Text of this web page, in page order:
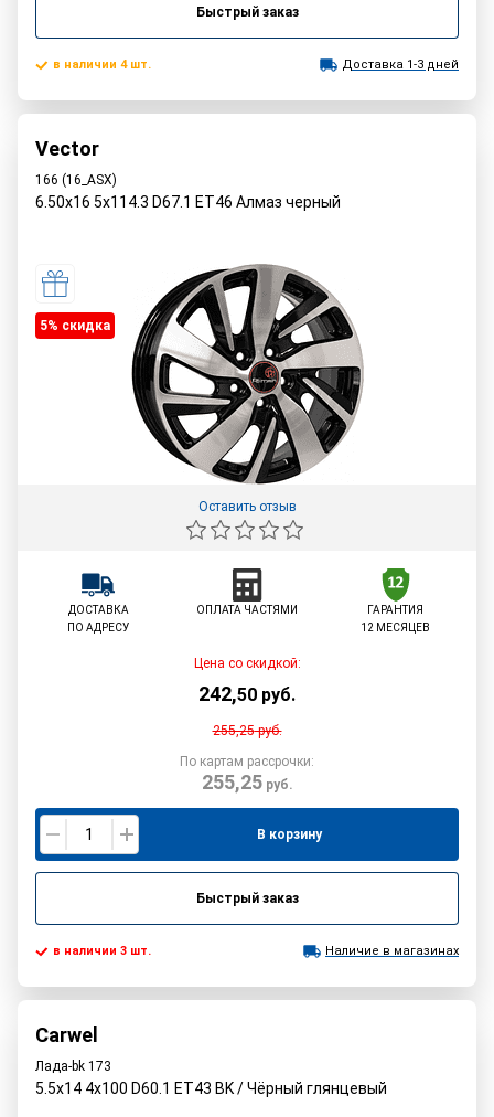
Быстрый заказ
в наличии 4 шт. Доставка 1-3 дней
Vector
166 (16_ASX)
6.50x16 5x114.3 D67.1 ET46 Алмаз черный
5% cкидка
Оставить отзыв
ДОСТАВКА
ПО АДРЕСУ
ОПЛАТА ЧАСТЯМИ
ГАРАНТИЯ
12 МЕСЯЦЕВ
Цена со скидкой:
242,50 руб.
255,25руб.
По картам рассрочки:
255,25руб.
В корзину
Быстрый заказ
в наличии 3 шт. Наличие в магазинах
Carwel
Лада-bk 173
5.5x14 4x100 D60.1 ET43 BK / Чёрный глянцевый